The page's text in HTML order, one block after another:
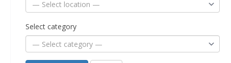
Select category